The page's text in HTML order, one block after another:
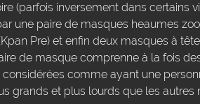
(parfois inversement dans certains
une paire de masques heaumes
Pre) et enfin deux masques à
de masque comprenne à la fois
comme ayant une
grands et plus lourds que les autres